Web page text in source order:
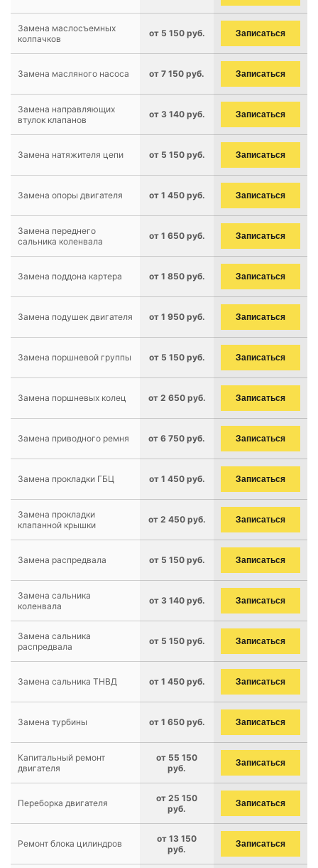
Замена маслосъемных
колпачков
от 5 150 руб. Записаться
Замена масляного насоса от 7 150 руб. Записаться
Замена направляющих
втулок клапанов
от 3 140 руб. Записаться
Замена натяжителя цепи от 5 150 руб. Записаться
Замена опоры двигателя от 1 450 руб. Записаться
Замена переднего
сальника коленвала
от 1 650 руб. Записаться
Замена поддона картера от 1 850 руб. Записаться
Замена подушек двигателя от 1 950 руб. Записаться
Замена поршневой группы от 5 150 руб. Записаться
Замена поршневых колец от 2 650 руб. Записаться
Замена приводного ремня от 6 750 руб. Записаться
Замена прокладки ГБЦ от 1 450 руб. Записаться
Замена прокладки
клапанной крышки
от 2 450 руб. Записаться
Замена распредвала от 5 150 руб. Записаться
Замена сальника
коленвала
от 3 140 руб. Записаться
Замена сальника
распредвала
от 5 150 руб. Записаться
Замена сальника ТНВД от 1 450 руб. Записаться
Замена турбины от 1 650 руб. Записаться
Капитальный ремонт
двигателя
от 55 150
руб.
Записаться
Переборка двигателя
от 25 150
руб.
Записаться
Ремонт блока цилиндров
от 13 150
руб.
Записаться